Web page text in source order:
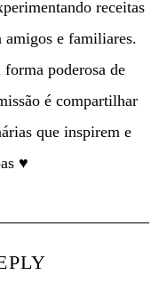
receitas
amigos e familiares.
poderosa de
é compartilhar
que inspirem e
♥